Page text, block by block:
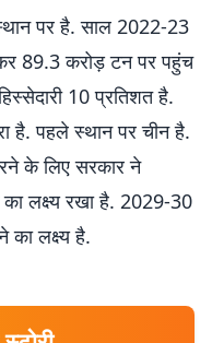
पर है. साल 2022-23
89.3 करोड़ टन पर पहुंच
10 प्रतिशत है.
है. पहले स्थान पर चीन है.
के लिए सरकार ने
लक्ष्य रखा है. 2029-30
लक्ष्य है.